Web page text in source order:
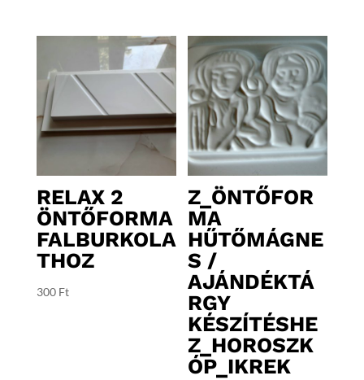
RELAX 2
ÖNTŐFORMA
FALBURKOLA
THOZ
300 Ft
Z_ÖNTŐFOR
MA
HŰTŐMÁGNE
S /
AJÁNDÉKTÁ
RGY
KÉSZÍTÉSHE
Z_HOROSZK
ÓP_IKREK